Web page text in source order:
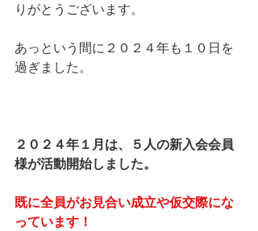
りがとうございます。
あっという間に２０２４年も１０日を
過ぎました。
２０２４年１月は、５人の新入会会員
様が活動開始しました。
既に全員がお見合い成立や仮交際にな
っています！